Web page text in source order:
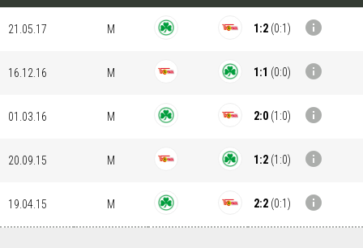
21.05.17 M 1:2 (0:1 ) info
16.12.16 M 1:1 (0:0) info
01.03.16 M 2:0 (1:0) info
20.09.15 M 1:2 (1:0) info
19.04.15 M 2:2 (0:1 ) info